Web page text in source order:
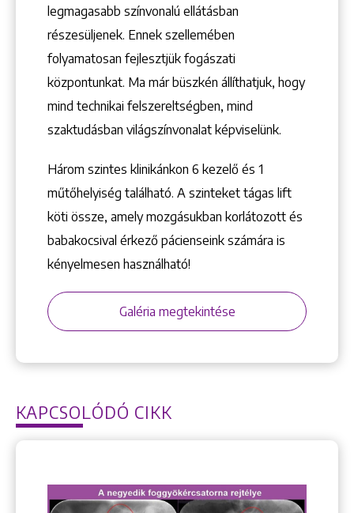
+36 1 222 7250
+36 1 222 9150
1148 Budapest, Örs vezér tere 2.
legmagasabb színvonalú ellátásban
részesüljenek. Ennek szellemében
folyamatosan fejlesztjük fogászati
központunkat. Ma már büszkén állíthatjuk, hogy
mind technikai felszereltségben, mind
szaktudásban világszínvonalat képviselünk.
Három szintes klinikánkon 6 kezelő ­és 1
műtőhelyiség található. A szinteket tágas lift
köti össze, amely mozgásukban korlátozott és
babakocsival érkező pácienseink számára is
kényelmesen használható!
Galéria megtekintése
KAPCSOLÓDÓ CIKK